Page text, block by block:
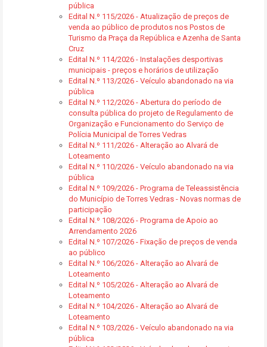
pública
Edital N.º 115/2026 - Atualização de preços de
venda ao público de produtos nos Postos de
Turismo da Praça da República e Azenha de Santa
Cruz
Edital N.º 114/2026 - Instalações desportivas
municipais - preços e horários de utilização
Edital N.º 113/2026 - Veículo abandonado na via
pública
Edital N.º 112/2026 - Abertura do período de
consulta pública do projeto de Regulamento de
Organização e Funcionamento do Serviço de
Polícia Municipal de Torres Vedras
Edital N.º 111/2026 - Alteração ao Alvará de
Loteamento
Edital N.º 110/2026 - Veículo abandonado na via
pública
Edital N.º 109/2026 - Programa de Teleassistência
do Município de Torres Vedras - Novas normas de
participação
Edital N.º 108/2026 - Programa de Apoio ao
Arrendamento 2026
Edital N.º 107/2026 - Fixação de preços de venda
ao público
Edital N.º 106/2026 - Alteração ao Alvará de
Loteamento
Edital N.º 105/2026 - Alteração ao Alvará de
Loteamento
Edital N.º 104/2026 - Alteração ao Alvará de
Loteamento
Edital N.º 103/2026 - Veículo abandonado na via
pública